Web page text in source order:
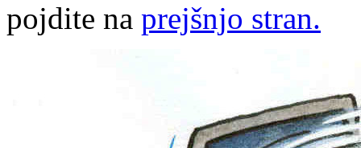
pojdite na prejšnjo stran.